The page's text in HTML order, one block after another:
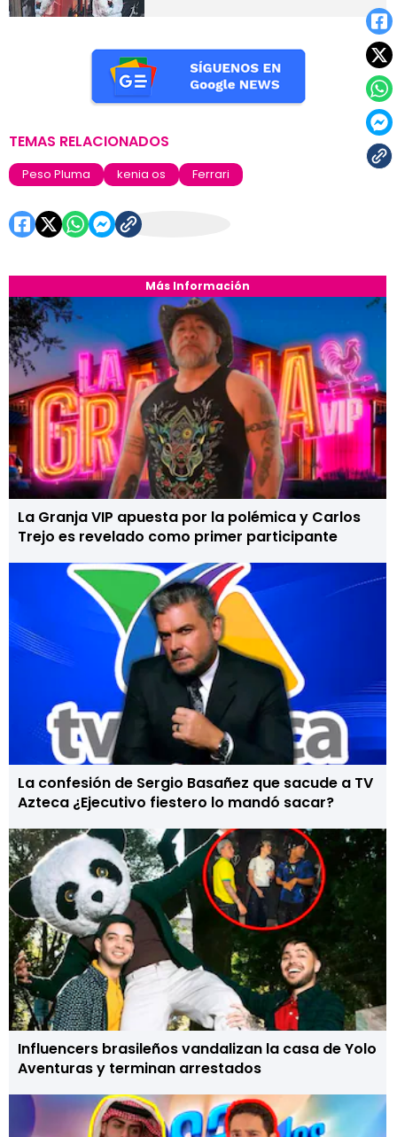
Más Información
La Granja VIP apuesta por la polémica y Carlos
Trejo es revelado como primer participante
La confesión de Sergio Basañez que sacude a TV
Azteca ¿Ejecutivo fiestero lo mandó sacar?
Influencers brasileños vandalizan la casa de Yolo
Aventuras y terminan arrestados
TEMAS RELACIONADOS
Peso Pluma kenia os Ferrari